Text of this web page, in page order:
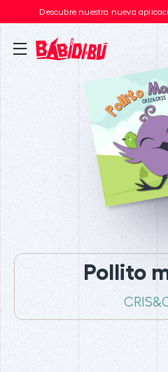
Descubre nuestra nueva
Pollito